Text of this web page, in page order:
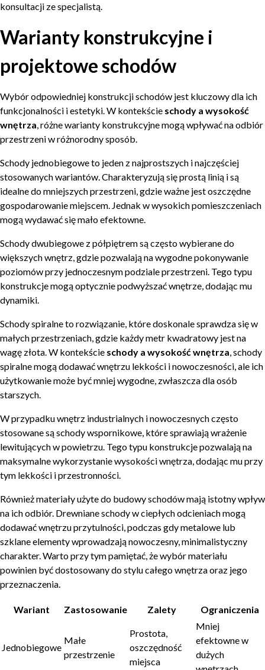
konsultacji ze specjalistą.
Warianty konstrukcyjne i
projektowe schodów
Wybór odpowiedniej konstrukcji schodów jest kluczowy dla ich
funkcjonalności i estetyki. W kontekście schody a wysokość
wnętrza, różne warianty konstrukcyjne mogą wpływać na odbiór
przestrzeni w różnorodny sposób.
Schody jednobiegowe to jeden z najprostszych i najczęściej
stosowanych wariantów. Charakteryzują się prostą linią i są
idealne do mniejszych przestrzeni, gdzie ważne jest oszczędne
gospodarowanie miejscem. Jednak w wysokich pomieszczeniach
mogą wydawać się mało efektowne.
Schody dwubiegowe z półpiętrem są często wybierane do
większych wnętrz, gdzie pozwalają na wygodne pokonywanie
poziomów przy jednoczesnym podziale przestrzeni. Tego typu
konstrukcje mogą optycznie podwyższać wnętrze, dodając mu
dynamiki.
Schody spiralne to rozwiązanie, które doskonale sprawdza się w
małych przestrzeniach, gdzie każdy metr kwadratowy jest na
wagę złota. W kontekście schody a wysokość wnętrza, schody
spiralne mogą dodawać wnętrzu lekkości i nowoczesności, ale ich
użytkowanie może być mniej wygodne, zwłaszcza dla osób
starszych.
W przypadku wnętrz industrialnych i nowoczesnych często
stosowane są schody wspornikowe, które sprawiają wrażenie
lewitujących w powietrzu. Tego typu konstrukcje pozwalają na
maksymalne wykorzystanie wysokości wnętrza, dodając mu przy
tym lekkości i przestronności.
Również materiały użyte do budowy schodów mają istotny wpływ
na ich odbiór. Drewniane schody w ciepłych odcieniach mogą
dodawać wnętrzu przytulności, podczas gdy metalowe lub
szklane elementy wprowadzają nowoczesny, minimalistyczny
charakter. Warto przy tym pamiętać, że wybór materiału
powinien być dostosowany do stylu całego wnętrza oraz jego
przeznaczenia.
Wariant Zastosowanie Zalety Ograniczenia
Jednobiegowe
Małe
przestrzenie
Prostota,
oszczędność
miejsca
Mniej
efektowne w
dużych